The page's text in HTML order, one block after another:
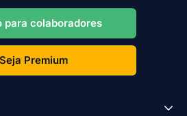
para colaboradores
Seja Premium